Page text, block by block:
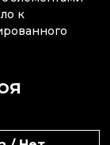
к